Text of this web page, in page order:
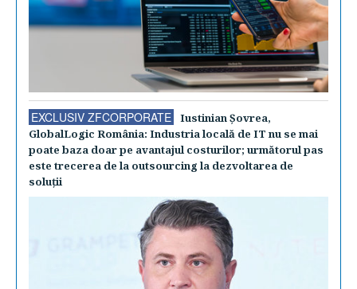
EXCLUSIV ZFCORPORATE
Iustinian Şovrea,
GlobalLogic România: Industria locală de IT nu se mai
poate baza doar pe avantajul costurilor; următorul pas
este trecerea de la outsourcing la dezvoltarea de
soluţii